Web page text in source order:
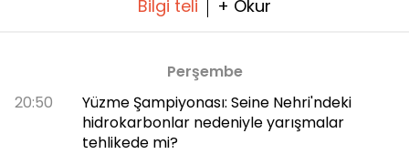
Bilgi teli + Okur
Perşembe
20:50
Yüzme Şampiyonası: Seine Nehri'ndeki
hidrokarbonlar nedeniyle yarışmalar
tehlikede mi?